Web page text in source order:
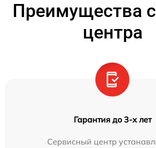
Преимущества
центра
Гарантия до 3-х лет
Сервисный центр